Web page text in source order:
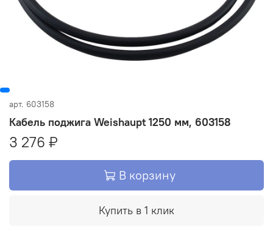
арт. 603158
Кабель поджига Weishaupt 1250 мм, 603158
3 276 ₽
В корзину
Купить в 1 клик